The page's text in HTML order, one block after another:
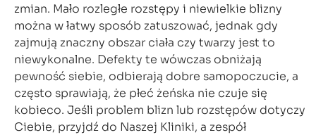
zmian. Mało rozległe rozstępy i niewielkie blizny
można w łatwy sposób zatuszować, jednak gdy
zajmują znaczny obszar ciała czy twarzy jest to
niewykonalne. Defekty te wówczas obniżają
pewność siebie, odbierają dobre samopoczucie, a
często sprawiają, że płeć żeńska nie czuje się
kobieco. Jeśli problem blizn lub rozstępów dotyczy
Ciebie, przyjdź do Naszej Kliniki, a zespół